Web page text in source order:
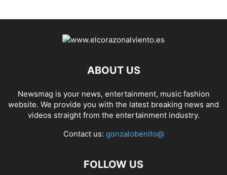
ABOUT US
Newsmag is your news, entertainment, music fashion
website. We provide you with the latest breaking news and
videos straight from the entertainment industry.
Contact us: gonzalobenito@
FOLLOW US